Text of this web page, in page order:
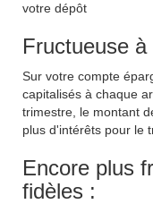
votre dépôt
Fructueuse
Sur votre compte
capitalisés à chaque
trimestre, le montant
plus d'intérêts pour le
Encore plus
fidèles :